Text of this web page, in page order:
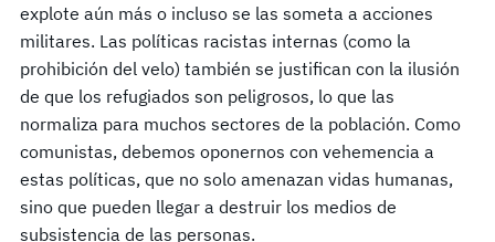
explote aún más o incluso se las someta a acciones
militares. Las políticas racistas internas (como la
prohibición del velo) también se justifican con la ilusión
de que los refugiados son peligrosos, lo que las
normaliza para muchos sectores de la población. Como
comunistas, debemos oponernos con vehemencia a
estas políticas, que no solo amenazan vidas humanas,
sino que pueden llegar a destruir los medios de
subsistencia de las personas.